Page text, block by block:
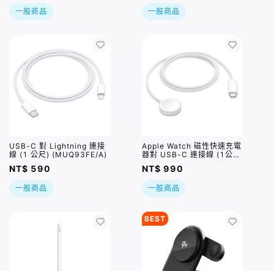
一般商品 一般商品
USB-C 對 Lightning 連接
線 (1 公尺) (MUQ93FE/A)
NT$ 590
一般商品
Apple Watch 磁性快速充電
器對 USB-C 連接線 (1公
尺) (MT0H3TA/A)
NT$ 990
一般商品
BEST